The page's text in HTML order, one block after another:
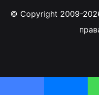
© Copyright 2009-